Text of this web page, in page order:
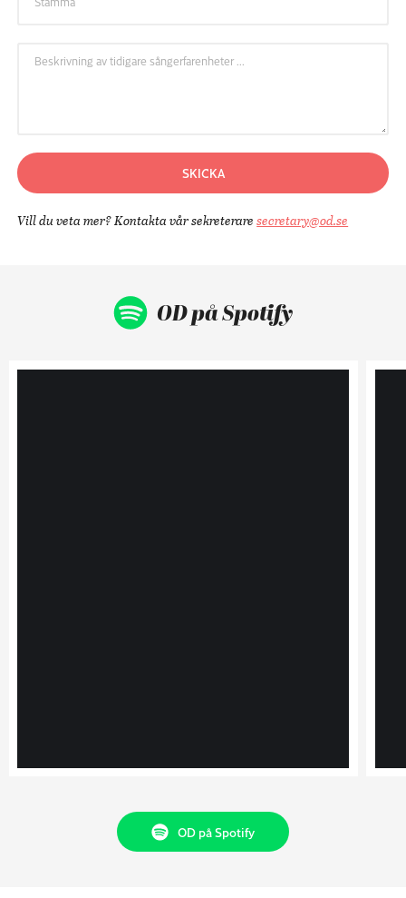
Beskrivning av tidigare sångerfarenheter ...
SKICKA
Vill du veta mer? Kontakta vår sekreteraresecretary@od.se
OD på Spotify
OD på Spotify